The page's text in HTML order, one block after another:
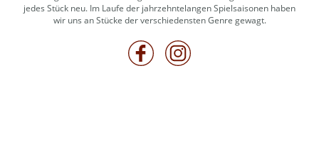
jedes Stück neu. Im Laufe der jahrzehntelangen Spielsaisonen haben
wir uns an Stücke der verschiedensten Genre gewagt.